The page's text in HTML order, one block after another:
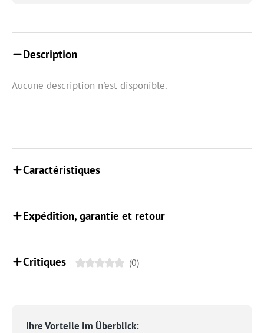
Description
Aucune description n'est disponible.
Caractéristiques
Expédition, garantie et retour
Critiques (0)
Ihre Vorteile im Überblick: